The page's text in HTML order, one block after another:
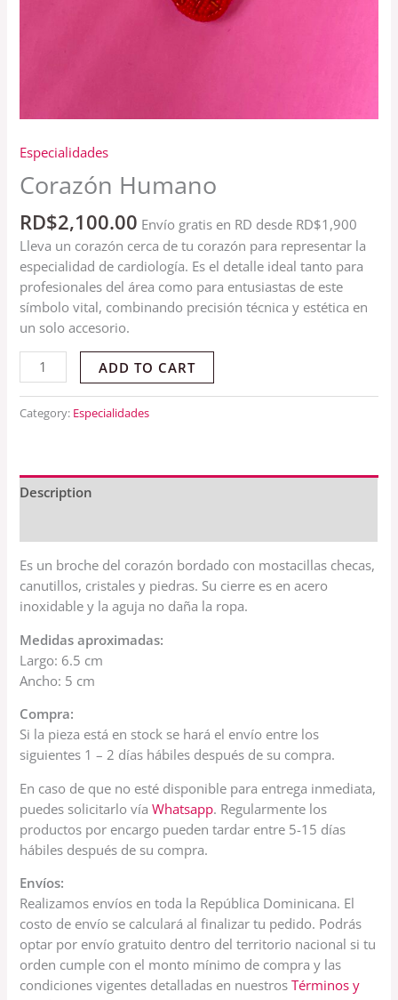
Especialidades
Corazón Humano
RD$2,100.00 Envío gratis en RD desde RD$1,900
Lleva un corazón cerca de tu corazón para representar la
especialidad de cardiología. Es el detalle ideal tanto para
profesionales del área como para entusiastas de este
símbolo vital, combinando precisión técnica y estética en
un solo accesorio.
ADD TO CART
Category: Especialidades
Description
Es un broche del corazón bordado con mostacillas checas,
canutillos, cristales y piedras. Su cierre es en acero
inoxidable y la aguja no daña la ropa.
Medidas aproximadas:
Largo: 6.5 cm
Ancho: 5 cm
Compra:
Si la pieza está en stock se hará el envío entre los
siguientes 1 – 2 días hábiles después de su compra.
En caso de que no esté disponible para entrega inmediata,
puedes solicitarlo víaWhatsapp. Regularmente los
productos por encargo pueden tardar entre 5-15 días
hábiles después de su compra.
Envíos:
Realizamos envíos en toda la República Dominicana. El
costo de envío se calculará al finalizar tu pedido. Podrás
optar por envío gratuito dentro del territorio nacional si tu
orden cumple con el monto mínimo de compra y las
condiciones vigentes detalladas en nuestrosTérminos y